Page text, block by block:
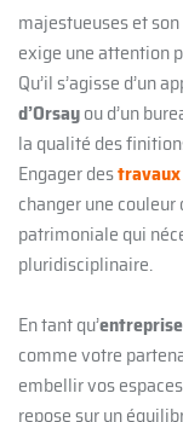
majestueuses et
exige une attention
Qu’il s’agisse d’un
d’Orsayou d’un
la qualité des
Engager destravaux
changer une
patrimoniale qui
pluridisciplinaire.
En tant qu’
comme votre
embellir vos
repose sur un